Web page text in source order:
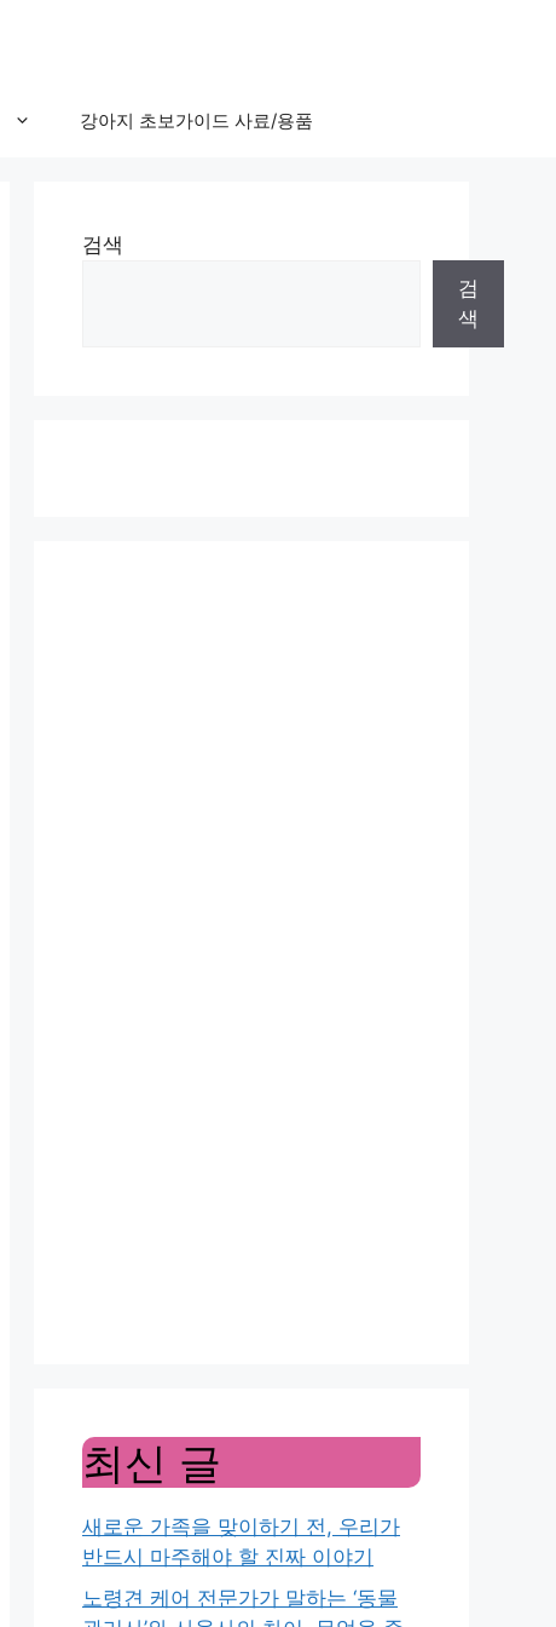
강아지 초보가이드 사료/용품
검색
검
색
최신 글
새로운 가족을 맞이하기 전, 우리가
반드시 마주해야 할 진짜 이야기
노령견 케어 전문가가 말하는 ‘동물